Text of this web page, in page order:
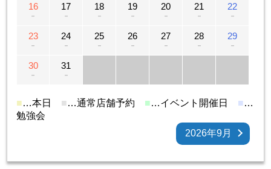
16
－
17
－
18
－
19
－
20
－
21
－
22
－
23
－
24
－
25
－
26
－
27
－
28
－
29
－
30
－
31
－
■…本日 ■ …通常店舗予約 ■…イベント開催日 ■…
勉強会
2026年9月